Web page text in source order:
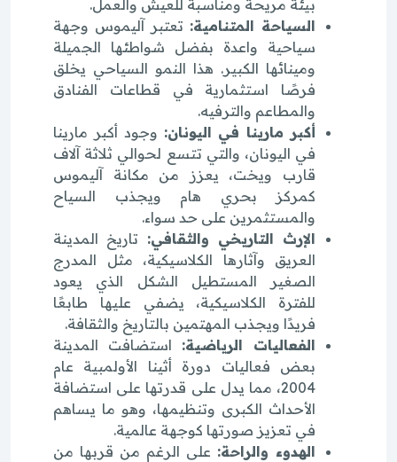
بيئة مريحة ومناسبة للعيش والعمل.
السياحة المتنامية: تعتبر آليموس وجهة
سياحية واعدة بفضل شواطئها الجميلة
ومينائها الكبير. هذا النمو السياحي يخلق
فرصًا استثمارية في قطاعات الفنادق
والمطاعم والترفيه.
أكبر مارينا في اليونان: وجود أكبر مارينا
في اليونان، والتي تتسع لحوالي ثلاثة آلاف
قارب ويخت، يعزز من مكانة آليموس
كمركز بحري هام ويجذب السياح
والمستثمرين على حد سواء.
الإرث التاريخي والثقافي: تاريخ المدينة
العريق وآثارها الكلاسيكية، مثل المدرج
الصغير المستطيل الشكل الذي يعود
للفترة الكلاسيكية، يضفي عليها طابعًا
فريدًا ويجذب المهتمين بالتاريخ والثقافة.
الفعاليات الرياضية: استضافت المدينة
بعض فعاليات دورة أثينا الأولمبية عام
2004، مما يدل على قدرتها على استضافة
الأحداث الكبرى وتنظيمها، وهو ما يساهم
في تعزيز صورتها كوجهة عالمية.
الهدوء والراحة: على الرغم من قربها من